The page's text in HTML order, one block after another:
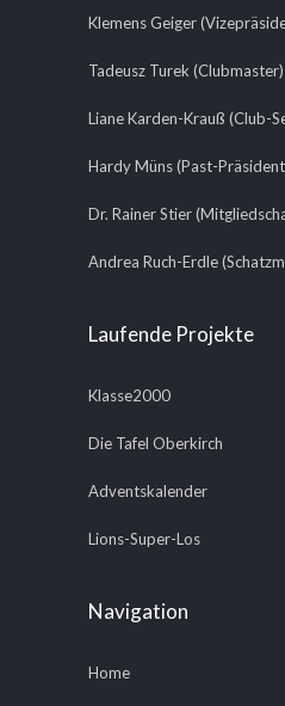
Klemens Geiger
Tadeusz Turek (Clubmaster)
Liane Karden-Krauß (Club-
Hardy Müns (Past-
Dr. Rainer Stier
Andrea Ruch-Erdle
Laufende Projekte
Klasse2000
Die Tafel Oberkirch
Adventskalender
Lions-Super-Los
Navigation
Home